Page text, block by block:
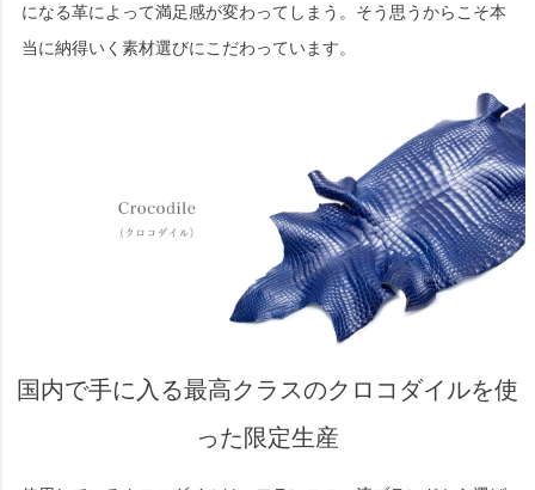
になる革によって満足感が変わってしまう。そう思うからこそ本
当に納得いく素材選びにこだわっています。
国内で手に入る最高クラスのクロコダイルを使
った限定生産